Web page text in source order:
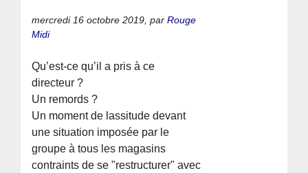
mercredi 16 octobre 2019 ,parRouge
Midi
Qu’est-ce qu’il a pris à ce
directeur ?
Un remords ?
Un moment de lassitude devant
une situation imposée par le
groupe à tous les magasins
contraints de se "restructurer" avec